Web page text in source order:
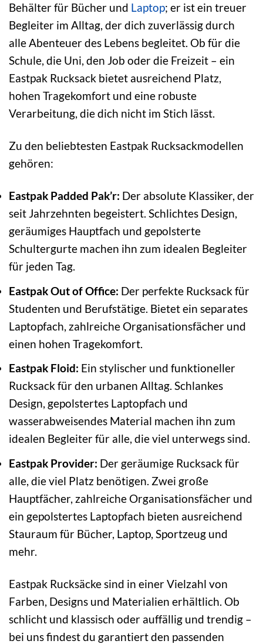
Behälter für Bücher und Laptop; er ist ein treuer
Begleiter im Alltag, der dich zuverlässig durch
alle Abenteuer des Lebens begleitet. Ob für die
Schule, die Uni, den Job oder die Freizeit – ein
Eastpak Rucksack bietet ausreichend Platz,
hohen Tragekomfort und eine robuste
Verarbeitung, die dich nicht im Stich lässt.
Zu den beliebtesten Eastpak Rucksackmodellen
gehören:
Eastpak Padded Pak’r: Der absolute Klassiker, der
seit Jahrzehnten begeistert. Schlichtes Design,
geräumiges Hauptfach und gepolsterte
Schultergurte machen ihn zum idealen Begleiter
für jeden Tag.
Eastpak Out of Office: Der perfekte Rucksack für
Studenten und Berufstätige. Bietet ein separates
Laptopfach, zahlreiche Organisationsfächer und
einen hohen Tragekomfort.
Eastpak Floid: Ein stylischer und funktioneller
Rucksack für den urbanen Alltag. Schlankes
Design, gepolstertes Laptopfach und
wasserabweisendes Material machen ihn zum
idealen Begleiter für alle, die viel unterwegs sind.
Eastpak Provider: Der geräumige Rucksack für
alle, die viel Platz benötigen. Zwei große
Hauptfächer, zahlreiche Organisationsfächer und
ein gepolstertes Laptopfach bieten ausreichend
Stauraum für Bücher, Laptop, Sportzeug und
mehr.
Eastpak Rucksäcke sind in einer Vielzahl von
Farben, Designs und Materialien erhältlich. Ob
schlicht und klassisch oder auffällig und trendig –
bei uns findest du garantiert den passenden